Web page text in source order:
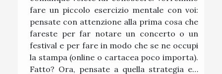
fare un piccolo esercizio mentale con voi:
pensate con attenzione alla prima cosa che
fareste per far notare un concerto o un
festival e per fare in modo che se ne occupi
la stampa (online o cartacea poco importa).
Fatto? Ora, pensate a quella strategia e…